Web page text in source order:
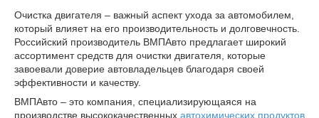
Очистка двигателя – важный аспект ухода за автомобилем,
который влияет на его производительность и долговечность.
Российский производитель ВМПАвто предлагает широкий
ассортимент средств для очистки двигателя, которые
завоевали доверие автовладельцев благодаря своей
эффективности и качеству.
ВМПАвто – это компания, специализирующаяся на
производстве высококачественных автохимических продуктов